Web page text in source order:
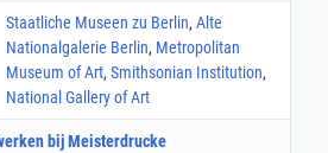
Staatliche Museen zu Berlin, Alte
Nationalgalerie Berlin, Metropolitan
Museum of Art, Smithsonian Institution,
National Gallery of Art
bij Meisterdrucke